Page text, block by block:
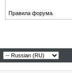
Правила форума